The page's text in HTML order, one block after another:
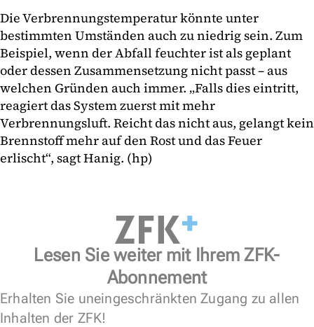
Die Verbrennungstemperatur könnte unter
bestimmten Umständen auch zu niedrig sein. Zum
Beispiel, wenn der Abfall feuchter ist als geplant
oder dessen Zusammensetzung nicht passt – aus
welchen Gründen auch immer. „Falls dies eintritt,
reagiert das System zuerst mit mehr
Verbrennungsluft. Reicht das nicht aus, gelangt kein
Brennstoff mehr auf den Rost und das Feuer
erlischt“, sagt Hanig. (hp)
Lesen Sie weiter mit Ihrem ZFK-
Abonnement
Erhalten Sie uneingeschränkten Zugang zu allen
Inhalten der ZFK!